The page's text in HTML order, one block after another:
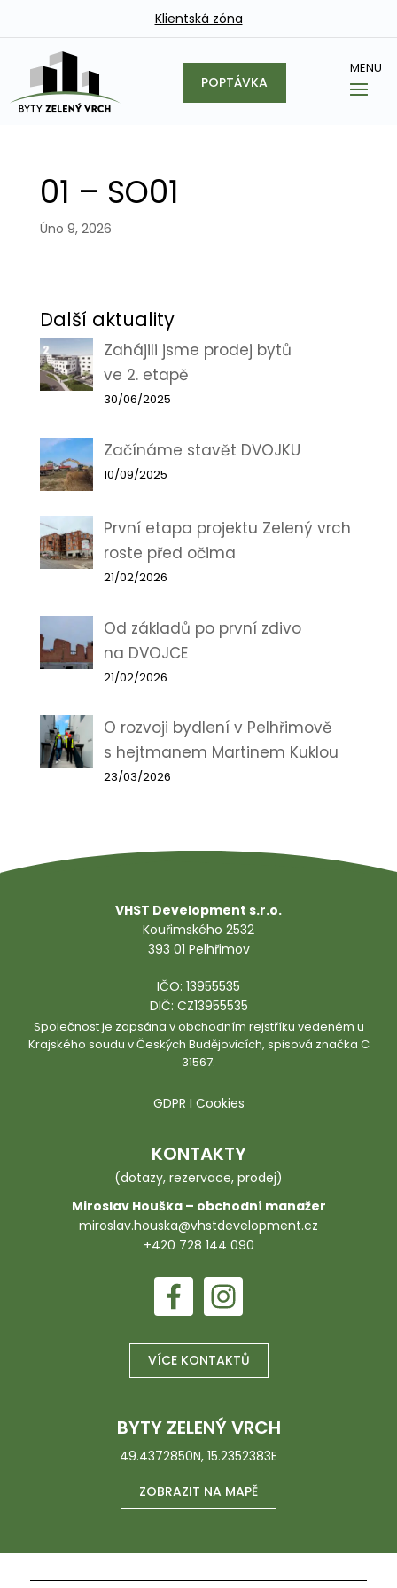
Klientská zóna
POPTÁVKA
01 – SO01
Úno 9, 2026
Další aktuality
Zahájili jsme prodej bytů
ve 2. etapě
30/06/2025
Začínáme stavět DVOJKU
10/09/2025
První etapa projektu Zelený vrch
roste před očima
21/02/2026
Od základů po první zdivo
na DVOJCE
21/02/2026
O rozvoji bydlení v Pelhřimově
s hejtmanem Martinem Kuklou
23/03/2026
VHST Development s.r.o.
Kouřimského 2532
393 01 Pelhřimov
IČO: 13955535
DIČ: CZ13955535
Společnost je zapsána v obchodním rejstříku vedeném u
Krajského soudu v Českých Budějovicích, spisová značka C
31567.
GDPR I Cookies
KONTAKTY
(dotazy, rezervace, prodej)
Miroslav Houška – obchodní manažer
miroslav.houska@vhstdevelopment.cz
+420 728 144 090
VÍCE KONTAKTŮ
BYTY ZELENÝ VRCH
49.4372850N, 15.2352383E
ZOBRAZIT NA MAPĚ